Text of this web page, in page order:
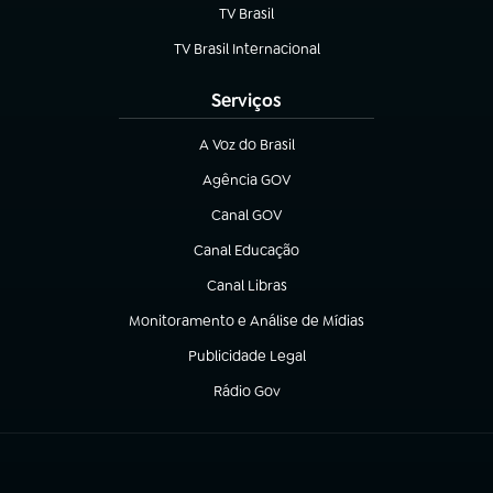
TV Brasil
(abre em nova aba)
TV Brasil Internacional
(abre em nova aba)
Serviços
A Voz do Brasil
(abre em nova aba)
Agência GOV
(abre em nova aba)
Canal GOV
(abre em nova aba)
Canal Educação
(abre em nova aba)
Canal Libras
(abre em nova aba)
Monitoramento e Análise de Mídias
(abre em nova aba)
Publicidade Legal
(abre em nova aba)
Rádio Gov
(abre em nova aba)